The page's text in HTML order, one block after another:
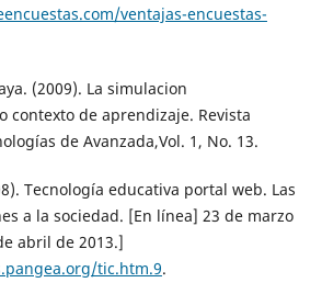
ventajas-encuestas-
(2009). La simulacion
contexto de aprendizaje. Revista
de Avanzada,Vol. 1, No. 13.
Tecnología educativa portal web. Las
a la sociedad. [En línea] 23 de marzo
abril de 2013.]
tic.htm.9.